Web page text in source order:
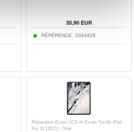
35,90EUR
RÉFÉRENCE: 2004428
Réparation Ecran LCD et Ecran Tactile iPad
Pro 11 (2021) - Noir